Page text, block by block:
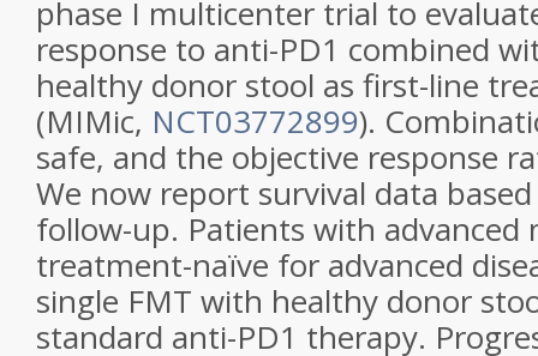
phase I multicenter trial to
response to anti-PD1 combined
healthy donor stool as first-line
(MIMic, NCT03772899).
safe, and the objective response
We now report survival data
follow-up. Patients with advanced
treatment-naïve for advanced
single FMT with healthy donor
standard anti-PD1 therapy.